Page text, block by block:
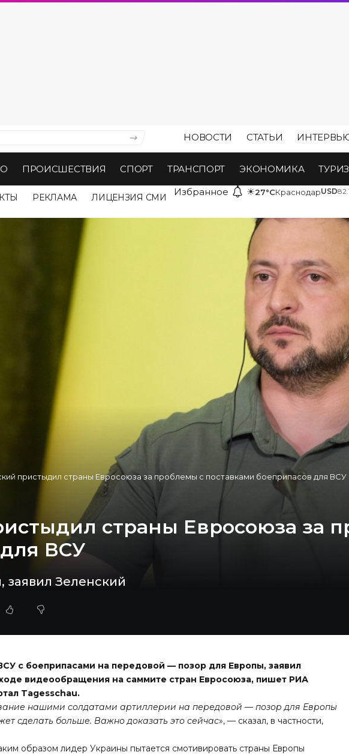
НОВОСТИ СТАТЬИ
ПРОИСШЕСТВИЯ СПОРТ ТРАНСПОРТ ЭКОНОМИКА
РЕКЛАМА ЛИЦЕНЗИЯ СМИ Избранное ☀27°CКраснодарUSD
пристыдил страны Евросоюза за проблемы с поставками боеприпасов для ВСУ
страны Евросоюза за
ВСУ
заявил Зеленский
с боеприпасами на передовой — позор для Европы, заявил
видеообращения на саммите стран Евросоюза, пишет РИА
Tagesschau.
нашими солдатами артиллерии на передовой — позор для Европы
сделать больше. Важно доказать это сейчас», — сказал, в частности,
образом лидер Украины пытается смотивировать страны Европы